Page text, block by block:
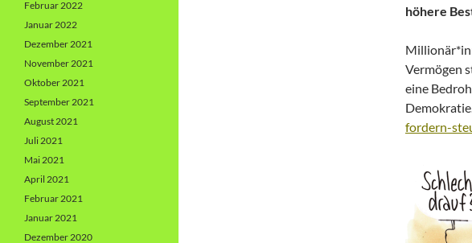
höhere
Vermögen
eine
fordern-
Februar 2022
Januar 2022
Dezember 2021
November 2021
Oktober 2021
September 2021
August 2021
Juli 2021
Mai 2021
April 2021
Februar 2021
Januar 2021
Dezember 2020